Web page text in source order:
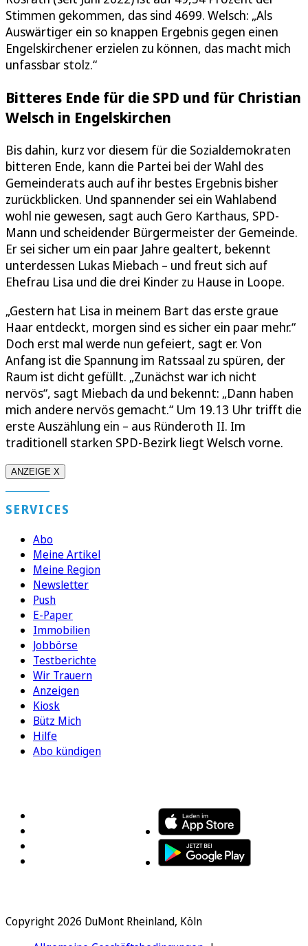
Stimmen gekommen, das sind 4699. Welsch: „Als
Auswärtiger ein so knappen Ergebnis gegen einen
Engelskirchener erzielen zu können, das macht mich
unfassbar stolz.“
Bitteres Ende für die SPD und für Christian
Welsch in Engelskirchen
Bis dahin, kurz vor diesem für die Sozialdemokraten
bitteren Ende, kann die Partei bei der Wahl des
Gemeinderats auch auf ihr bestes Ergebnis bisher
zurückblicken. Und spannender sei ein Wahlabend
wohl nie gewesen, sagt auch Gero Karthaus, SPD-
Mann und scheidender Bürgermeister der Gemeinde.
Er sei sicher um ein paar Jahre gealtert, bekennt
unterdessen Lukas Miebach – und freut sich auf
Ehefrau Lisa und die drei Kinder zu Hause in Loope.
„Gestern hat Lisa in meinem Bart das erste graue
Haar entdeckt, morgen sind es sicher ein paar mehr.“
Doch erst mal werde nun gefeiert, sagt er. Von
Anfang ist die Spannung im Ratssaal zu spüren, der
Raum ist dicht gefüllt. „Zunächst war ich nicht
nervös“, sagt Miebach da und bekennt: „Dann haben
mich andere nervös gemacht.“ Um 19.13 Uhr trifft die
erste Auszählung ein – aus Ründeroth II. Im
traditionell starken SPD-Bezirk liegt Welsch vorne.
ANZEIGE X
SERVICES
Abo
Meine Artikel
Meine Region
Newsletter
Push
E-Paper
Immobilien
Jobbörse
Testberichte
Wir Trauern
Anzeigen
Kiosk
Bütz Mich
Hilfe
Abo kündigen
Copyright 2026 DuMont Rheinland, Köln